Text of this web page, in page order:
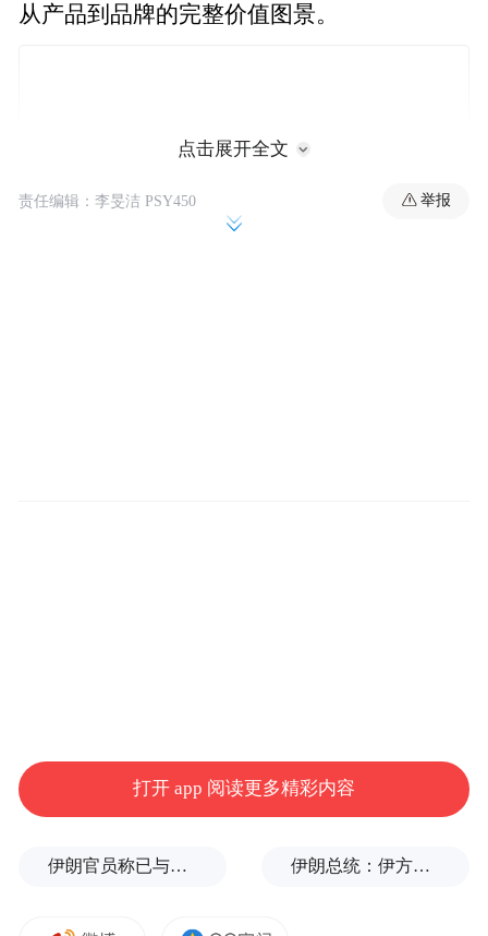
从产品到品牌的完整价值图景。
点击展开全文
责任编辑：李旻洁 PSY450 举报
打开 app 阅读更多精彩内容
伊朗官员称已与阿曼就霍尔木兹海峡通行问题明确总体框架 伊朗总统：伊方未在涉谅解备忘录的谈判中作任何让步